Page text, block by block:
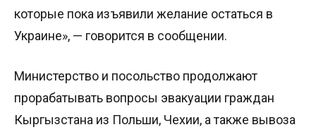
которые пока изъявили желание остаться в
Украине», — говорится в сообщении.
Министерство и посольство продолжают
прорабатывать вопросы эвакуации граждан
Кыргызстана из Польши, Чехии, а также вывоза